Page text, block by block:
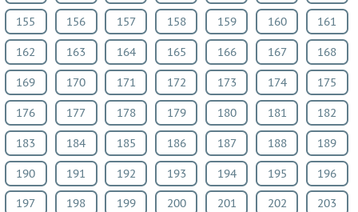
155 156 157 158 159 160 161
162 163 164 165 166 167 168
169 170 171 172 173 174 175
176 177 178 179 180 181 182
183 184 185 186 187 188 189
190 191 192 193 194 195 196
197 198 199 200 201 202 203